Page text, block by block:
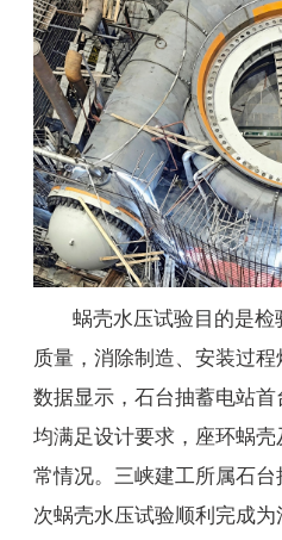
蜗壳水压试验目的是
质量，消除制造、安装过
数据显示，石台抽蓄电站
均满足设计要求，座环蜗
常情况。三峡建工所属石
次蜗壳水压试验顺利完成